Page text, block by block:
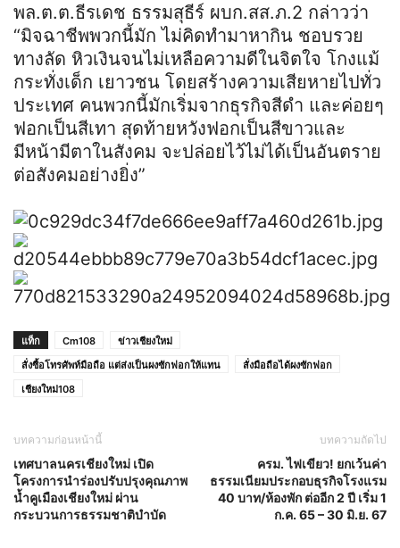
พล.ต.ต.ธีรเดช ธรรมสุธีร์ ผบก.สส.ภ.2 กล่าวว่า
“มิจฉาชีพพวกนี้มัก ไม่คิดทำมาหากิน ชอบรวย
ทางลัด หิวเงินจนไม่เหลือความดีในจิตใจ โกงแม้
กระทั่งเด็ก เยาวชน โดยสร้างความเสียหายไปทั่ว
ประเทศ คนพวกนี้มักเริ่มจากธุรกิจสีดำ และค่อยๆ
ฟอกเป็นสีเทา สุดท้ายหวังฟอกเป็นสีขาวและ
มีหน้ามีตาในสังคม จะปล่อยไว้ไม่ได้เป็นอันตราย
ต่อสังคมอย่างยิ่ง”
แท็ก Cm108
ข่าวเชียงใหม่
สั่งซื้อโทรศัพท์มือถือ แต่ส่งเป็นผงซักฟอกให้แทน
สั่งมือถือได้ผงซักฟอก
เชียงใหม่108
บทความก่อนหน้านี้
เทศบาลนครเชียงใหม่ เปิด
โครงการนำร่องปรับปรุงคุณภาพ
น้ำคูเมืองเชียงใหม่ ผ่าน
กระบวนการธรรมชาติบำบัด
บทความถัดไป
ครม. ไฟเขียว! ยกเว้นค่า
ธรรมเนียมประกอบธุรกิจโรงแรม
40 บาท/ห้องพัก ต่ออีก 2 ปี เริ่ม 1
ก.ค. 65 – 30 มิ.ย. 67